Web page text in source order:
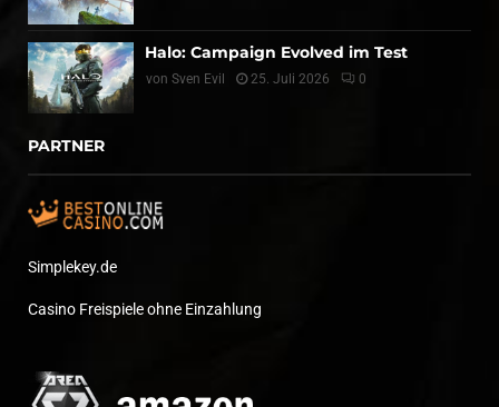
Halo: Campaign Evolved im Test
von Sven Evil 25. Juli 2026 0
PARTNER
Simplekey.de
Casino Freispiele ohne Einzahlung